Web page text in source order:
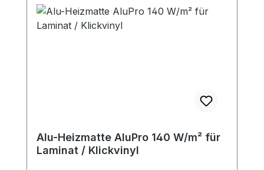
Alu-Heizmatte AluPro 140 W/m² für
Laminat / Klickvinyl